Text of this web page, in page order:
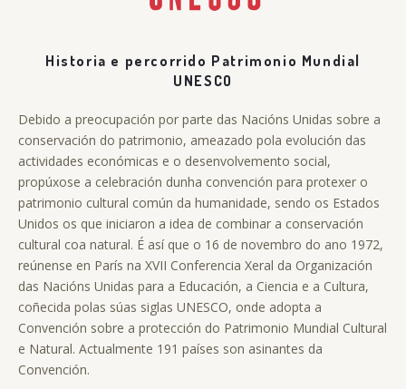
Historia e percorrido Patrimonio Mundial
UNESCO
Debido a preocupación por parte das Nacións Unidas sobre a
conservación do patrimonio, ameazado pola evolución das
actividades económicas e o desenvolvemento social,
propúxose a celebración dunha convención para protexer o
patrimonio cultural común da humanidade, sendo os Estados
Unidos os que iniciaron a idea de combinar a conservación
cultural coa natural. É así que o 16 de novembro do ano 1972,
reúnense en París na XVII Conferencia Xeral da Organización
das Nacións Unidas para a Educación, a Ciencia e a Cultura,
coñecida polas súas siglas UNESCO, onde adopta a
Convención sobre a protección do Patrimonio Mundial Cultural
e Natural. Actualmente 191 países son asinantes da
Convención.